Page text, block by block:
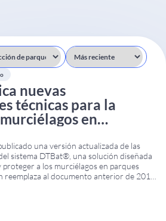
nuevas
técnicas para la
en
una versión actualizada de las
sistema DTBat®, una solución diseñada
a los murciélagos en parques
reemplaza al documento anterior de 2016
técnicas, operativas y de instalación.